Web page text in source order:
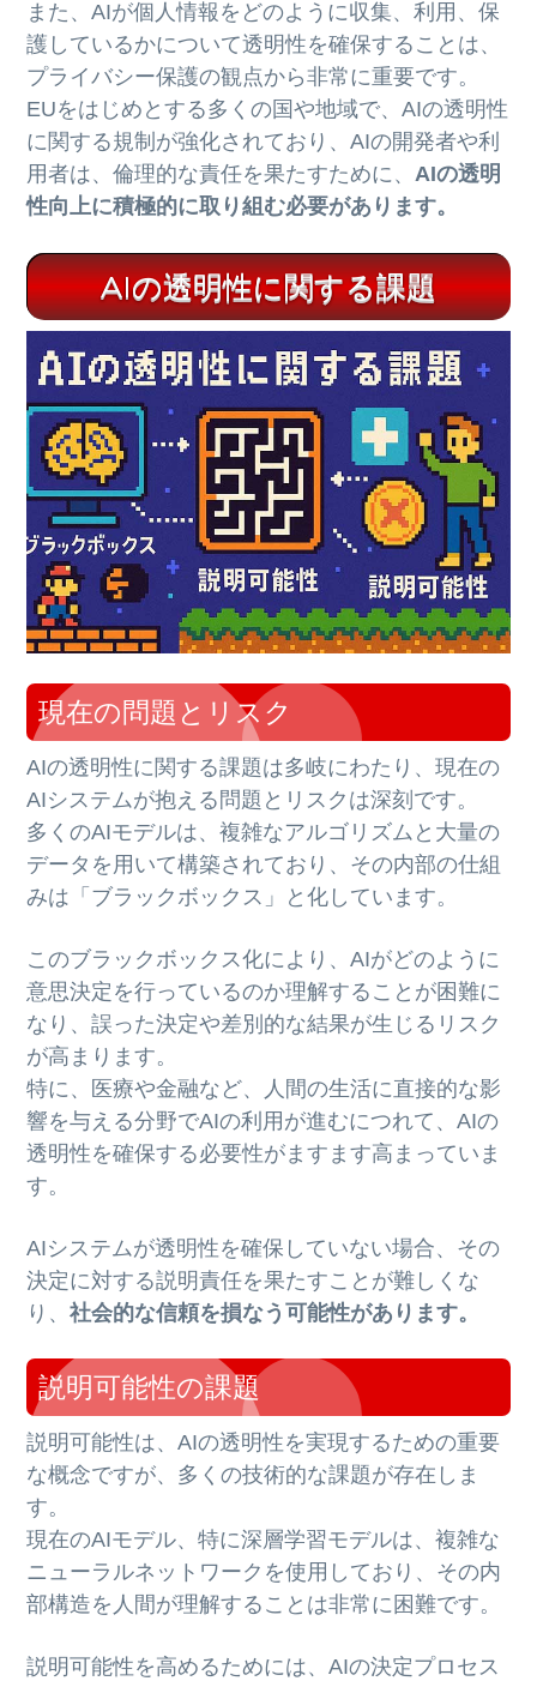
また、AIが個人情報をどのように収集、利用、保
護しているかについて透明性を確保することは、
プライバシー保護の観点から非常に重要です。
EUをはじめとする多くの国や地域で、AIの透明性
に関する規制が強化されており、AIの開発者や利
用者は、倫理的な責任を果たすために、AIの透明
性向上に積極的に取り組む必要があります。
AIの透明性に関する課題
現在の問題とリスク
AIの透明性に関する課題は多岐にわたり、現在の
AIシステムが抱える問題とリスクは深刻です。
多くのAIモデルは、複雑なアルゴリズムと大量の
データを用いて構築されており、その内部の仕組
みは「ブラックボックス」と化しています。
このブラックボックス化により、AIがどのように
意思決定を行っているのか理解することが困難に
なり、誤った決定や差別的な結果が生じるリスク
が高まります。
特に、医療や金融など、人間の生活に直接的な影
響を与える分野でAIの利用が進むにつれて、AIの
透明性を確保する必要性がますます高まっていま
す。
AIシステムが透明性を確保していない場合、その
決定に対する説明責任を果たすことが難しくな
り、社会的な信頼を損なう可能性があります。
説明可能性の課題
説明可能性は、AIの透明性を実現するための重要
な概念ですが、多くの技術的な課題が存在しま
す。
現在のAIモデル、特に深層学習モデルは、複雑な
ニューラルネットワークを使用しており、その内
部構造を人間が理解することは非常に困難です。
説明可能性を高めるためには、AIの決定プロセス